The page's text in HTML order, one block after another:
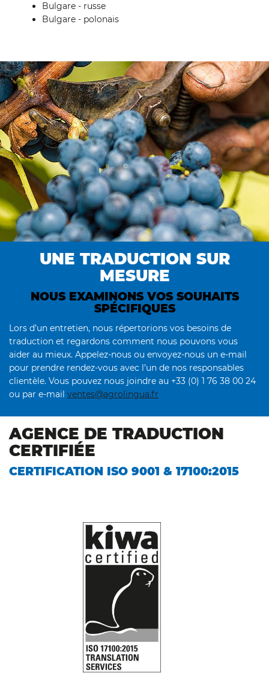
Bulgare - russe
Bulgare - polonais
UNE TRADUCTION SUR
MESURE
NOUS EXAMINONS VOS SOUHAITS
SPÉCIFIQUES
Lors d’un entretien, nous répertorions vos besoins de
traduction et regardons comment nous pouvons vous
aider au mieux. Appelez-nous ou envoyez-nous un e-mail
pour prendre rendez-vous avec l’un de nos responsables
clientèle. Vous pouvez nous joindre au +33 (0) 1 76 38 00 24
ou par e-mail ventes@agrolingua.fr
AGENCE DE TRADUCTION
CERTIFIÉE
CERTIFICATION ISO 9001 & 17100:2015